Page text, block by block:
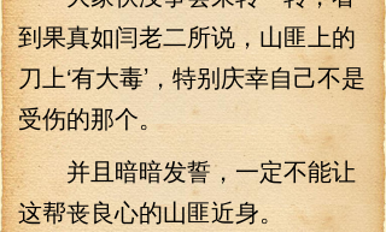
到果真如闫老二所说，山匪上的
刀上‘有大毒’，特别庆幸自己不是
受伤的那个。
并且暗暗发誓，一定不能让
这帮丧良心的山匪近身。